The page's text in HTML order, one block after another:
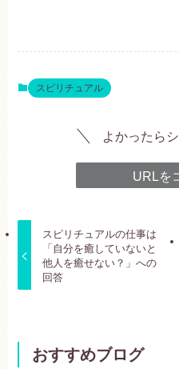
スピリチュアル
よかったら
URLを
スピリチュアルの仕事は
「自分を癒していないと
他人を癒せない？」への
回答
おすすめブログ